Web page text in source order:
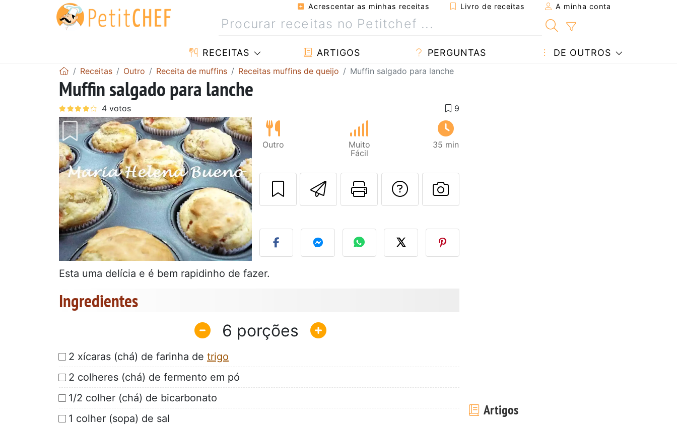
Acrescentar as minhas receitas Livro de receitas A minha conta
RECEITAS ARTIGOS PERGUNTAS DE OUTROS
Receitas Outro Receita de muffins Receitas muffins de queijo Muffin salgado para lanche
Muffin salgado para lanche
Outro
Muito
Fácil
35 min
Enviar esta receita a um amigo
Imprima esta página
Falar com o autor da receita
Fez esta receita? Compartilhe
Esta uma delícia e é bem rapidinho de fazer.
Ingredientes
6
2 xícaras (chá) de farinha de trigo
2 colheres (chá) de fermento em pó
1/2 colher (chá) de bicarbonato
1 colher (sopa) de sal
Artigos